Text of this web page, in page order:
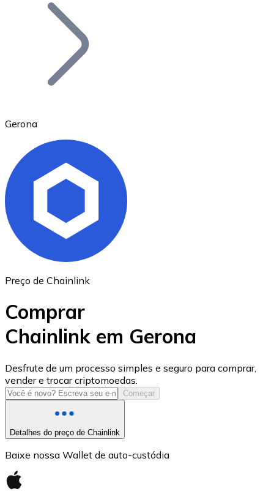
Bitcoin
Ethereum
USD Coin
USDC
Gerona
Preço de Chainlink
Comprar
Chainlink em Gerona
Desfrute de um processo simples e seguro para comprar,
vender e trocar criptomoedas.
Começar
Detalhes do preço de Chainlink
Baixe nossa Wallet de auto-custódia